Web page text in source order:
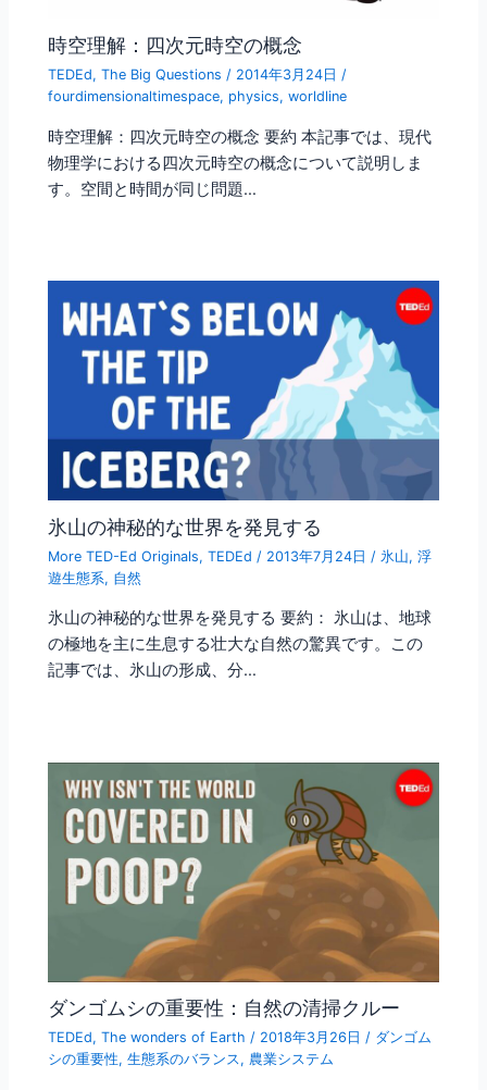
時空理解：四次元時空の概念
TEDEd,The Big Questions / 2014年3月24日 /
fourdimensionaltimespace, physics,worldline
時空理解：四次元時空の概念 要約 本記事では、現代
物理学における四次元時空の概念について説明しま
す。空間と時間が同じ問題…
氷山の神秘的な世界を発見する
More TED-Ed Originals,TEDEd / 2013年7月24日 / 氷山,浮
遊生態系, 自然
氷山の神秘的な世界を発見する 要約： 氷山は、地球
の極地を主に生息する壮大な自然の驚異です。この
記事では、氷山の形成、分…
ダンゴムシの重要性：自然の清掃クルー
TEDEd,The wonders of Earth / 2018年3月26日/ ダンゴム
シの重要性,生態系のバランス, 農業システム